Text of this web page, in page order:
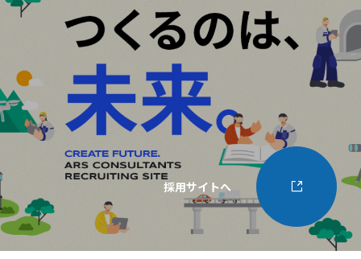
採用サイトへ